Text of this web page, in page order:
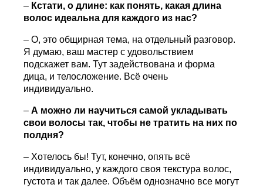
– Кстати, о длине: как понять, какая длина
волос идеальна для каждого из нас?
– О, это общирная тема, на отдельный разговор.
Я думаю, ваш мастер с удовольствием
подскажет вам. Тут задействована и форма
дица, и телосложение. Всё очень
индивидуально.
–А можно ли научиться самой укладывать
свои волосы так, чтобы не тратить на них по
полдня?
– Хотелось бы! Тут, конечно, опять всё
индивидуально, у каждого своя текстура волос,
густота и так далее. Объём однозначно все могут